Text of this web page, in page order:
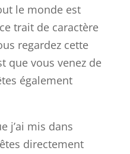
le monde est
trait de caractère
regardez cette
que vous venez de
également
j’ai mis dans
directement